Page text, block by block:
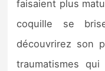
faisaient plus
coquille se
découvrirez son
traumatismes qui